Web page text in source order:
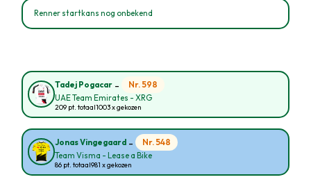
Renner startkans nog onbekend
Tadej Pogacar - Nr. 598
UAE Team Emirates - XRG
209 pt. totaal1003 x gekozen
Jonas Vingegaard - Nr. 548
Team Visma - Lease a Bike
86 pt. totaal981 x gekozen